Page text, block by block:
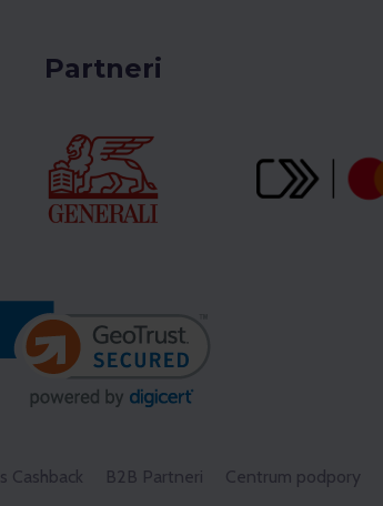
Partneri
Cashback B2B Partneri Centrum podpory